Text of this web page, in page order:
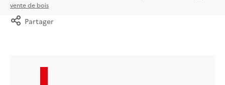
vente de bois
Partager